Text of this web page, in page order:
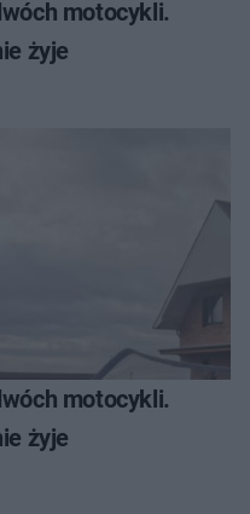
motocykli.
żyje
motocykli.
żyje